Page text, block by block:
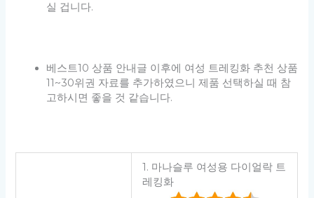
실 겁니다.
베스트10 상품 안내글 이후에 여성 트레킹화 추천 상품
11~30위권 자료를 추가하였으니 제품 선택하실 때 참
고하시면 좋을 것 같습니다.
1. 마나슬루 여성용 다이얼락 트
레킹화